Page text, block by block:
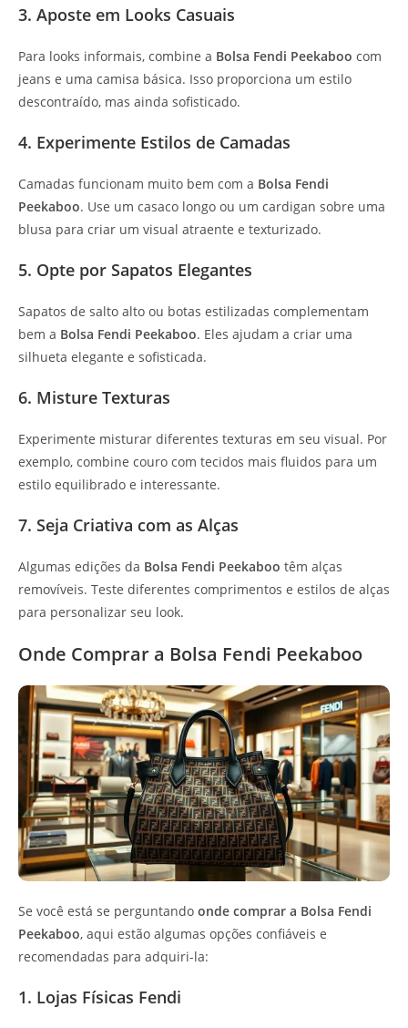
3. Aposte em Looks Casuais
Para looks informais, combine a Bolsa Fendi Peekaboo com
jeans e uma camisa básica. Isso proporciona um estilo
descontraído, mas ainda sofisticado.
4. Experimente Estilos de Camadas
Camadas funcionam muito bem com a Bolsa Fendi
Peekaboo. Use um casaco longo ou um cardigan sobre uma
blusa para criar um visual atraente e texturizado.
5. Opte por Sapatos Elegantes
Sapatos de salto alto ou botas estilizadas complementam
bem a Bolsa Fendi Peekaboo. Eles ajudam a criar uma
silhueta elegante e sofisticada.
6. Misture Texturas
Experimente misturar diferentes texturas em seu visual. Por
exemplo, combine couro com tecidos mais fluidos para um
estilo equilibrado e interessante.
7. Seja Criativa com as Alças
Algumas edições da Bolsa Fendi Peekaboo têm alças
removíveis. Teste diferentes comprimentos e estilos de alças
para personalizar seu look.
Onde Comprar a Bolsa Fendi Peekaboo
Se você está se perguntando onde comprar a Bolsa Fendi
Peekaboo, aqui estão algumas opções confiáveis e
recomendadas para adquiri-la:
1. Lojas Físicas Fendi